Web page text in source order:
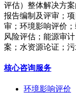
评估）整体解决方
报告编制及评审；
审；环境影响评价
风险评估；能源审
案；水资源论证；
核心咨询服务
环境影响评价